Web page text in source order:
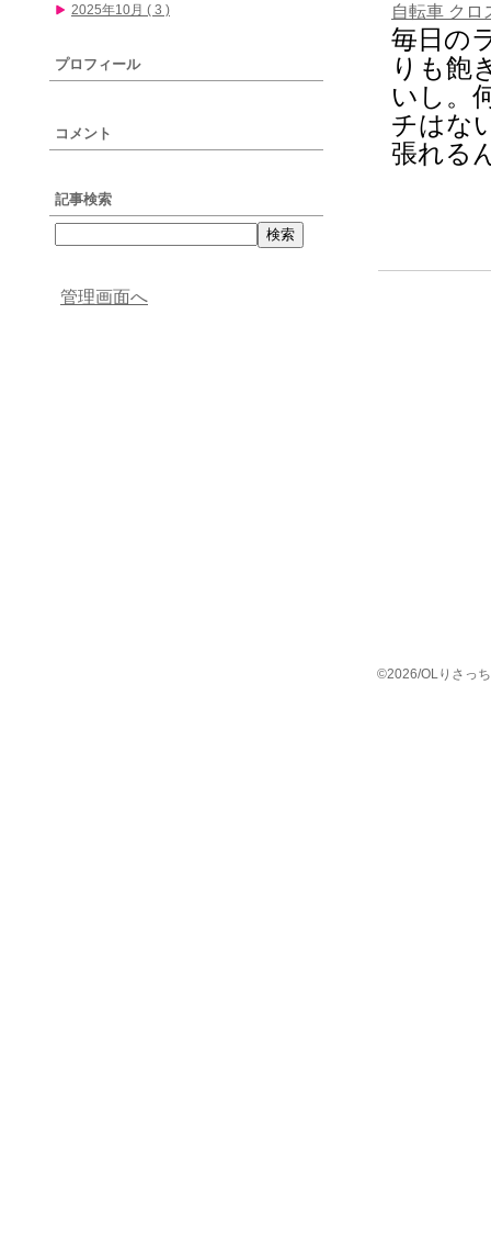
自転車 クロ
毎日の
りも飽
いし。
チはな
張れる
2025年10月 ( 3 )
プロフィール
コメント
記事検索
管理画面へ
©2026/OLりさっ